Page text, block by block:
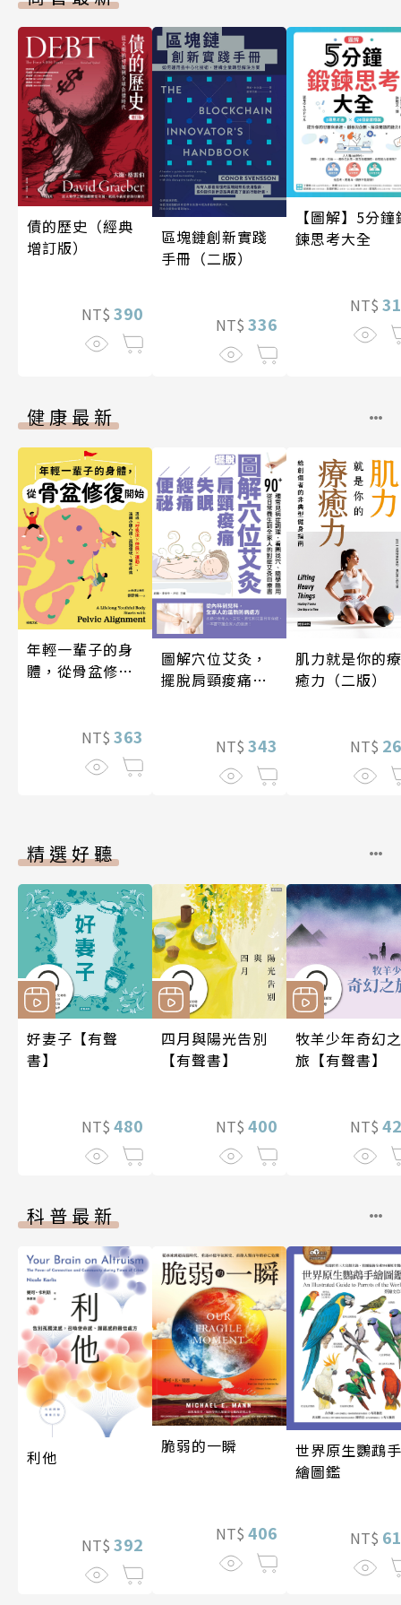
債的歷史（經典
增訂版）
NT$ 390
區塊鏈創新實踐
手冊（二版）
NT$ 336
【圖解】5分鐘
鍊思考大全
NT$
健康最新
年輕一輩子的身
體，從骨盆修復
動」，遠離小腹
凸出、肩頸僵
硬、慢性疼痛
NT$ 363
圖解穴位艾灸，
擺脫肩頸痠痛、
NT$ 343
肌力就是你的療
癒力（二版）
NT$
精選好聽
好妻子【有聲
書】
NT$ 480
四月與陽光告別
【有聲書】
NT$ 400
牧羊少年奇幻之
旅【有聲書】
NT$
科普最新
利他
NT$ 392
脆弱的一瞬
NT$ 406
世界原生鸚鵡手
繪圖鑑
NT$